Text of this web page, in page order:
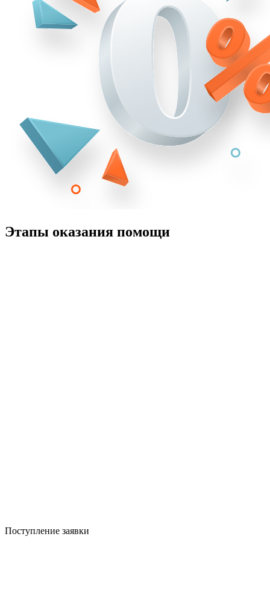
Этапы оказания помощи
Поступление заявки